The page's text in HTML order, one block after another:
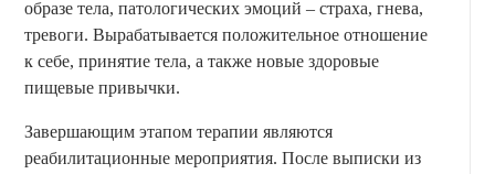
образе тела, патологических эмоций – страха, гнева,
тревоги. Вырабатывается положительное отношение
к себе, принятие тела, а также новые здоровые
пищевые привычки.
Завершающим этапом терапии являются
реабилитационные мероприятия. После выписки из